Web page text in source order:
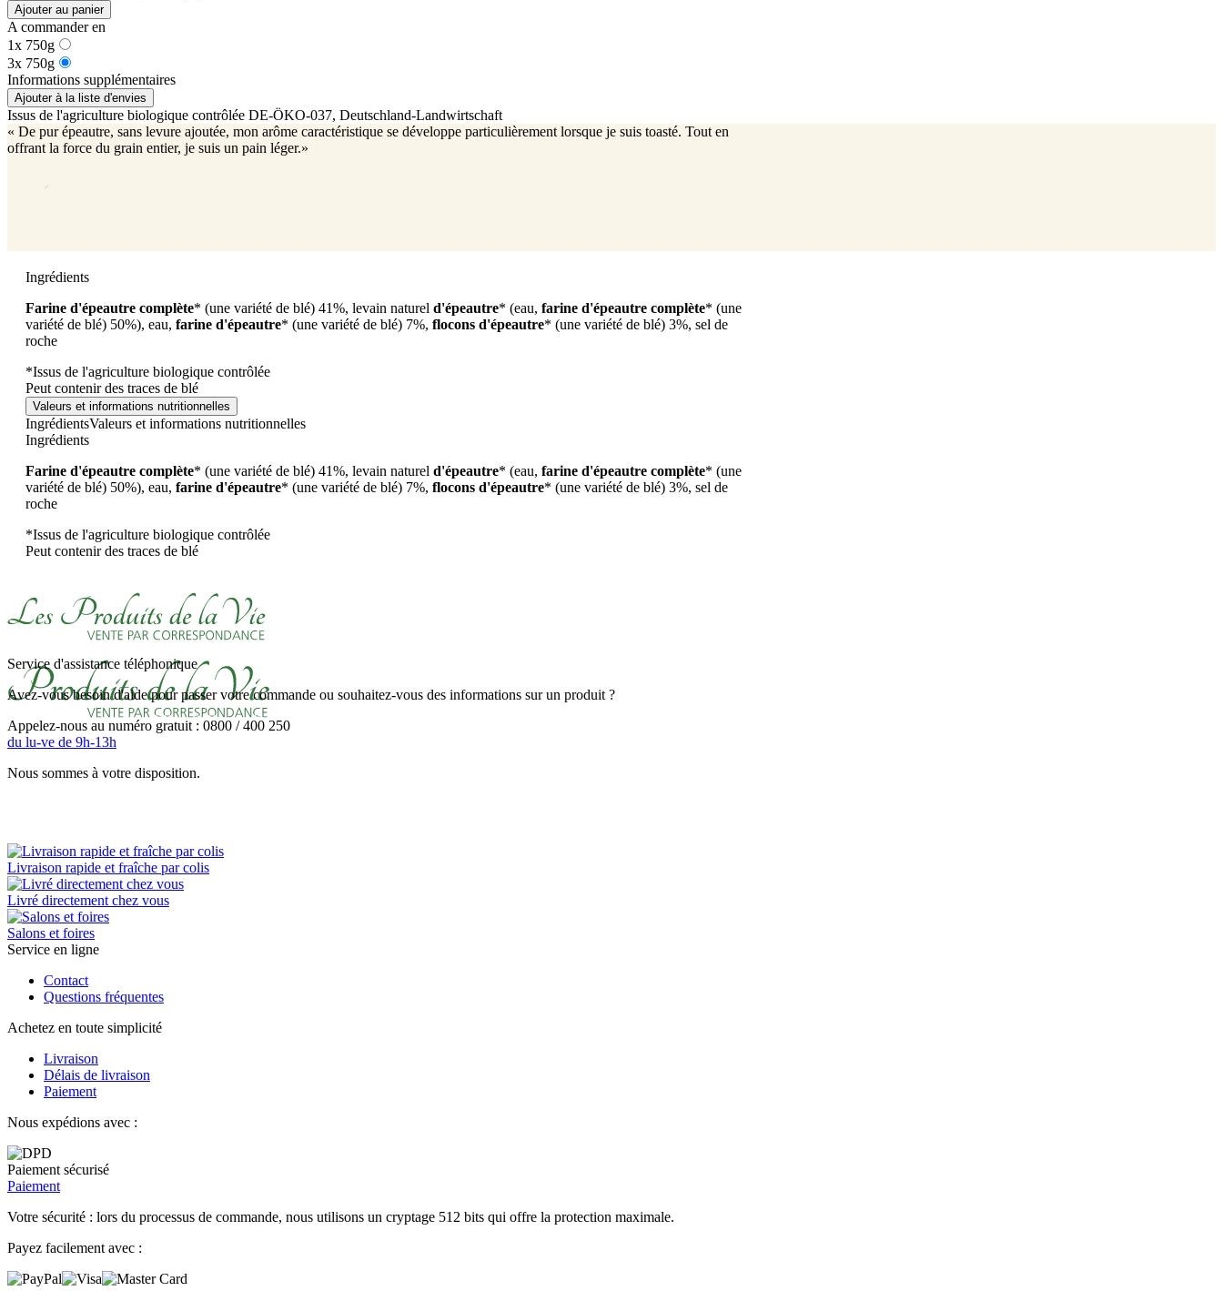
Ajouter au panier
A commander en
1x 750g
3x 750g
Informations supplémentaires
Ajouter à la liste d'envies
Issus de l'agriculture biologique contrôlée DE-ÖKO-037, Deutschland-Landwirtschaft
« De pur épeautre, sans levure ajoutée, mon arôme caractéristique se développe particulièrement lorsque je suis toasté. Tout en
offrant la force du grain entier, je suis un pain léger.»
Ingrédients
Farine d'épeautre complète* (une variété de blé) 41%, levain naturel d'épeautre* (eau, farine d'épeautre complète* (une
variété de blé) 50%), eau, farine d'épeautre* (une variété de blé) 7%, flocons d'épeautre* (une variété de blé) 3%, sel de
roche
*Issus de l'agriculture biologique contrôlée
Peut contenir des traces de blé
Valeurs et informations nutritionnelles
IngrédientsValeurs et informations nutritionnelles
Ingrédients
Farine d'épeautre complète* (une variété de blé) 41%, levain naturel d'épeautre* (eau, farine d'épeautre complète* (une
variété de blé) 50%), eau, farine d'épeautre* (une variété de blé) 7%, flocons d'épeautre* (une variété de blé) 3%, sel de
roche
*Issus de l'agriculture biologique contrôlée
Peut contenir des traces de blé
Service d'assistance téléphonique
Avez-vous besoin d'aide pour passer votre commande ou souhaitez-vous des informations sur un produit ?
Appelez-nous au numéro gratuit : 0800 / 400 250
du lu-ve de 9h-13h
Nous sommes à votre disposition.
Livraison rapide et fraîche par colis
Livré directement chez vous
Salons et foires
Service en ligne
Contact
Questions fréquentes
Achetez en toute simplicité
Livraison
Délais de livraison
Paiement
Nous expédions avec :
Paiement sécurisé
Paiement
Votre sécurité : lors du processus de commande, nous utilisons un cryptage 512 bits qui offre la protection maximale.
Payez facilement avec :